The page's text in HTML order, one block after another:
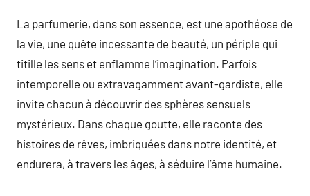
La parfumerie, dans son essence, est une apothéose de
la vie, une quête incessante de beauté, un périple qui
titille les sens et enflamme l’imagination. Parfois
intemporelle ou extravagamment avant-gardiste, elle
invite chacun à découvrir des sphères sensuels
mystérieux. Dans chaque goutte, elle raconte des
histoires de rêves, imbriquées dans notre identité, et
endurera, à travers les âges, à séduire l’âme humaine.